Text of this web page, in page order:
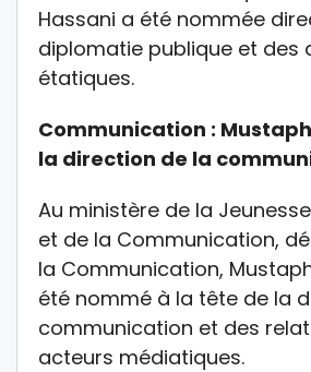
Hassani a été nommée
diplomatie publique et des
étatiques.
Communication :
la direction de la
Au ministère de la
et de la Communication,
la Communication,
été nommé à la tête de la
communication et des
acteurs médiatiques.